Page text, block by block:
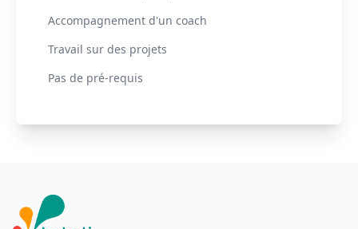
Accompagnement d'un coach
Travail sur des projets
Pas de pré-requis